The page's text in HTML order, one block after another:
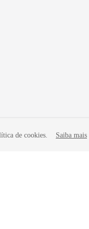
de cookies. Saiba mais